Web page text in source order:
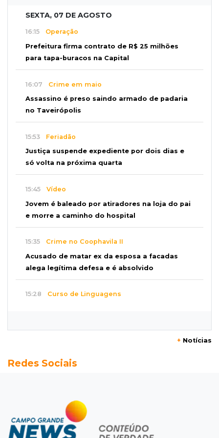
SEXTA, 07 DE AGOSTO
16:15 Operação
Prefeitura firma contrato de R$ 25 milhões
para tapa-buracos na Capital
16:07 Crime em maio
Assassino é preso saindo armado de padaria
no Taveirópolis
15:53 Feriadão
Justiça suspende expediente por dois dias e
só volta na próxima quarta
15:45 Vídeo
Jovem é baleado por atiradores na loja do pai
e morre a caminho do hospital
15:35 Crime no Coophavila II
Acusado de matar ex da esposa a facadas
alega legítima defesa e é absolvido
15:28 Curso de Linguagens
Chuva chega à Capital e antecipa mudança no
Dados públicos
Fábio Trad declara R$ 3,67 milhões em bens,
55% a mais que em 2022
+ Notícias
Redes Sociais